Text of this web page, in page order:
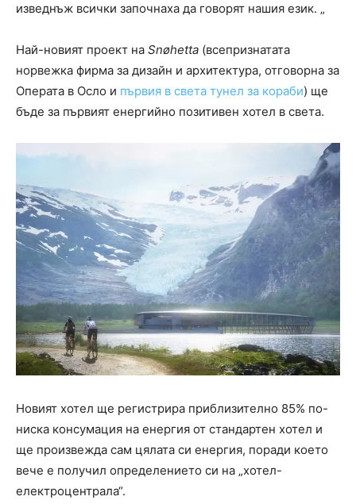
изведнъж всички започнаха да говорят нашия език. „
Най-новият проект на Snøhetta (всепризнатата
норвежка фирма за дизайн и архитектура, отговорна за
Операта в Осло и първия в света тунел за кораби) ще
бъде за първият енергийно позитивен хотел в света.
Новият хотел ще регистрира приблизително 85% по-
ниска консумация на енергия от стандартен хотел и
ще произвежда сам цялата си енергия, поради което
вече е получил определението си на „хотел-
електроцентрала“.